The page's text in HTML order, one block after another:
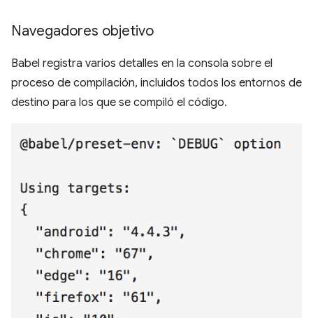
Navegadores objetivo
Babel registra varios detalles en la consola sobre el
proceso de compilación, incluidos todos los entornos de
destino para los que se compiló el código.